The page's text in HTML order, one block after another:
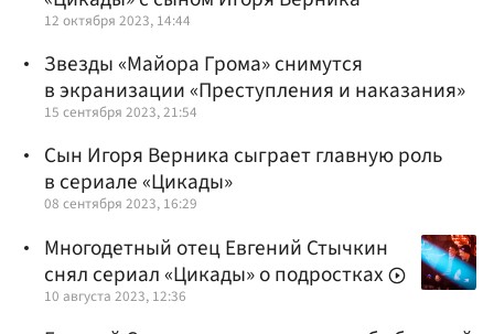
12 октября 2023, 14:44
Звезды «Майора Грома» снимутся
в экранизации «Преступления и наказания»
15 сентября 2023, 21:54
Сын Игоря Верника сыграет главную роль
в сериале «Цикады»
08 сентября 2023, 16:29
Многодетный отец Евгений Стычкин
снял сериал «Цикады» о подростках
10 августа 2023, 12:36